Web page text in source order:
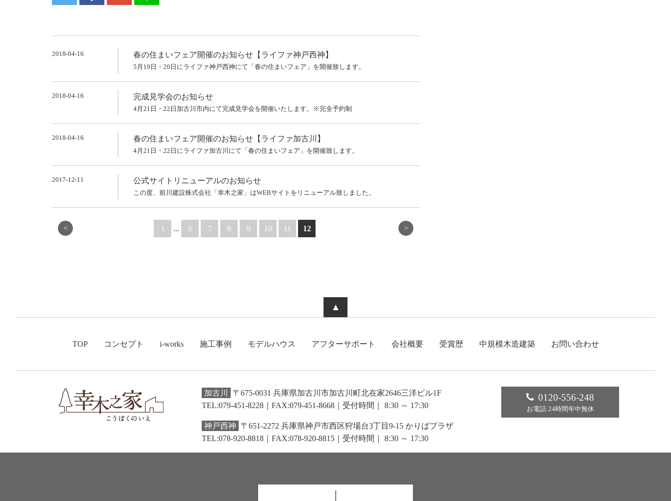
2018-04-16 春の住まいフェア開催のお知らせ【ライファ神戸西神】
5月19日・20日にライファ神戸西神にて「春の住まいフェア」を開催致します。
2018-04-16 完成見学会のお知らせ
4月21日・22日加古川市内にて完成見学会を開催いたします。※完全予約制
2018-04-16 春の住まいフェア開催のお知らせ【ライファ加古川】
4月21日・22日にライファ加古川にて「春の住まいフェア」を開催致します。
2017-12-11 公式サイトリニューアルのお知らせ
この度、前川建設株式会社「幸木之家」はWEBサイトをリニューアル致しました。
< 1 ... 6 7 8 9 10 11 12 >
▲
TOP コンセプト i-works 施工事例 モデルハウス アフターサポート 会社概要 受賞歴 中規模木造建築 お問い合わせ
加古川
〒675-0031 兵庫県加古川市加古川町北在家2646三洋ビル1F
TEL:079-451-8228｜FAX:079-451-8668 ｜受付時間｜ 8:30 ～ 17:30
神戸西神
〒651-2272 兵庫県神戸市西区狩場台3丁目9-15 かりばプラザ
TEL:078-920-8818｜FAX:078-920-8815 ｜受付時間｜ 8:30 ～ 17:30
0120-556-248
お電話:24時間年中無休